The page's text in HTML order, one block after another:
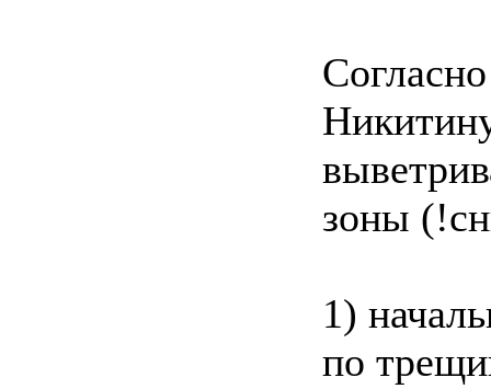
зоны
1)
по